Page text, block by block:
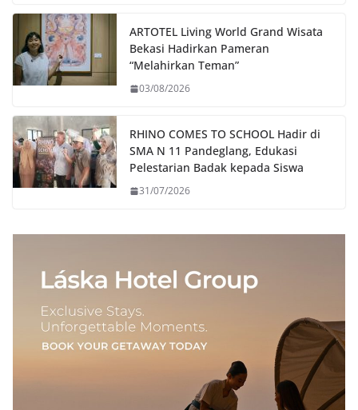
ARTOTEL Living World Grand Wisata
Bekasi Hadirkan Pameran
“Melahirkan Teman”
03/08/2026
RHINO COMES TO SCHOOL Hadir di
SMA N 11 Pandeglang, Edukasi
Pelestarian Badak kepada Siswa
31/07/2026